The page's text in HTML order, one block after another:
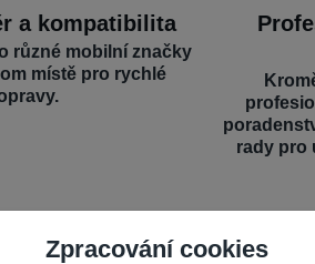
a kompatibilita
různé mobilní značky
místě pro rychlé
rady pro
Zpracování cookies